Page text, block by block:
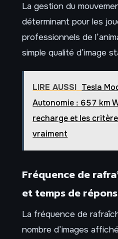
La gestion du
déterminant pour les
professionnels de
simple qualité d’image
LIRE AUSSI Tesla
Autonomie : 657 km
recharge et les
vraiment
Fréquence de
et temps de
La fréquence de
nombre d’images